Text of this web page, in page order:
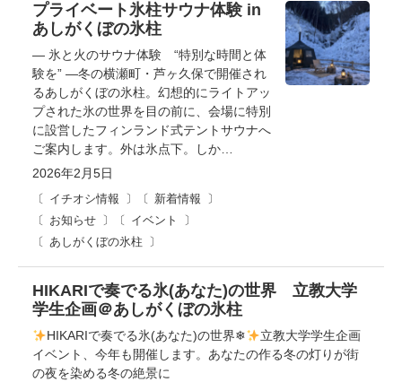
2026年2月5日
イチオシ情報
新着情報
お知らせ
イベント
あしがくぼの氷柱
プライベート氷柱サウナ体験 in
あしがくぼの氷柱
― 氷と火のサウナ体験 “特別な時間と体
験を” ―冬の横瀬町・芦ヶ久保で開催され
るあしがくぼの氷柱。幻想的にライトアッ
プされた氷の世界を目の前に、会場に特別
に設営したフィンランド式テントサウナへ
ご案内します。外は氷点下。しか…
HIKARIで奏でる氷(あなた)の世界 立教大学
学生企画＠あしがくぼの氷柱
HIKARIで奏でる氷(あなた)の世界❄
立教大学学生企画
イベント、今年も開催します。あなたの作る冬の灯りが街
の夜を染める冬の絶景に